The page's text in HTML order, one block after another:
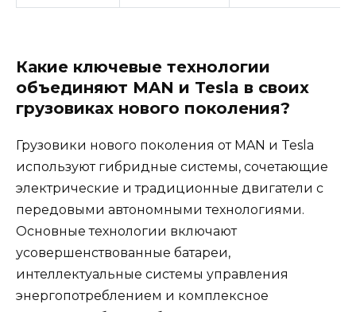
Какие ключевые технологии
объединяют MAN и Tesla в своих
грузовиках нового поколения?
Грузовики нового поколения от MAN и Tesla
используют гибридные системы, сочетающие
электрические и традиционные двигатели с
передовыми автономными технологиями.
Основные технологии включают
усовершенствованные батареи,
интеллектуальные системы управления
энергопотреблением и комплексное